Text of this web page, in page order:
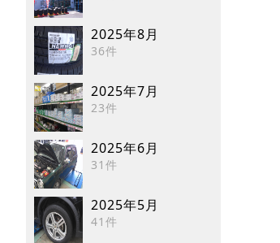
2025年8月
36件
2025年7月
23件
2025年6月
31件
2025年5月
41件